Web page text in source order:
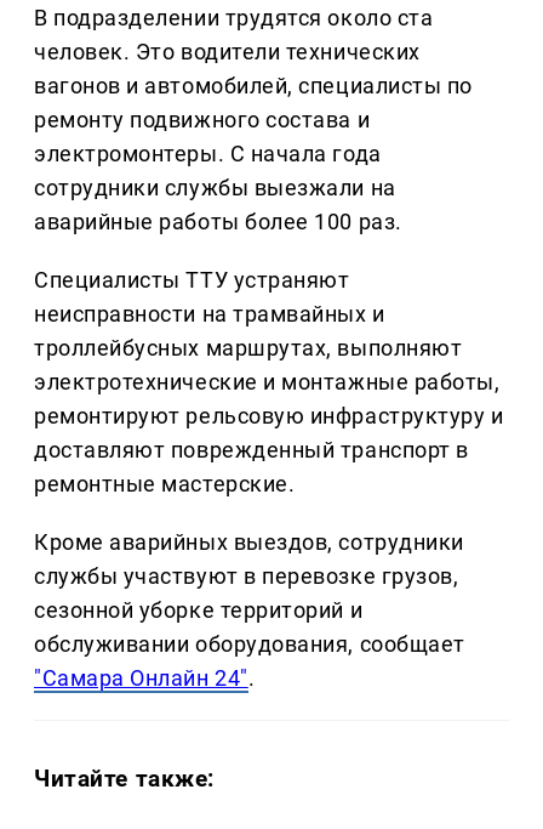
В подразделении трудятся около ста
человек. Это водители технических
вагонов и автомобилей, специалисты по
ремонту подвижного состава и
электромонтеры. С начала года
сотрудники службы выезжали на
аварийные работы более 100 раз.
Специалисты ТТУ устраняют
неисправности на трамвайных и
троллейбусных маршрутах, выполняют
электротехнические и монтажные работы,
ремонтируют рельсовую инфраструктуру и
доставляют поврежденный транспорт в
ремонтные мастерские.
Кроме аварийных выездов, сотрудники
службы участвуют в перевозке грузов,
сезонной уборке территорий и
обслуживании оборудования, сообщает
"Самара Онлайн 24".
Читайте также: